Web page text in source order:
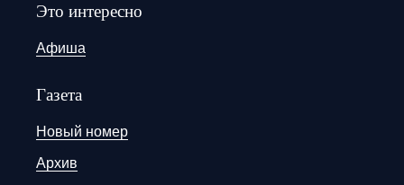
Это интересно
Афиша
Газета
Новый номер
Архив